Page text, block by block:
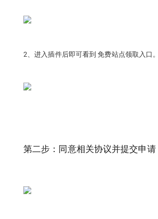
2、进入插件后即可看到 免费站点领取入口。
第二步：同意相关协议并提交申请